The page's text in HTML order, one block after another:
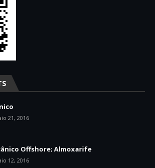
21, 2016
Offshore; Almoxarife
12, 2016